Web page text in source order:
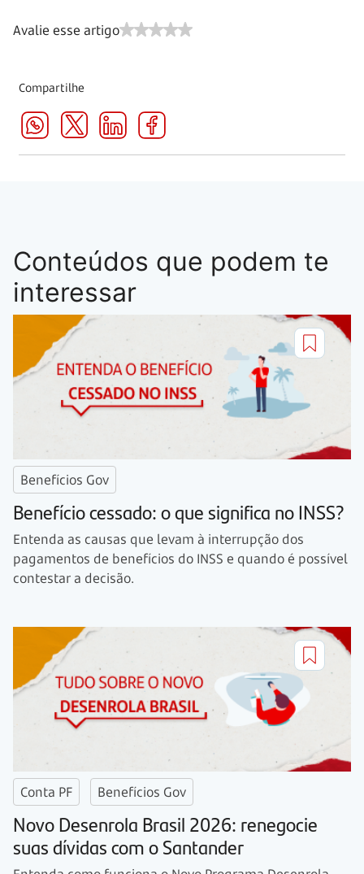
Avalie esse artigo
Compartilhe
Conteúdos que podem te
interessar
Benefícios Gov
Benefício cessado: o que significa no INSS?
Entenda as causas que levam à interrupção dos
pagamentos de benefícios do INSS e quando é possível
contestar a decisão.
Conta PF Benefícios Gov
Novo Desenrola Brasil 2026: renegocie
suas dívidas com o Santander